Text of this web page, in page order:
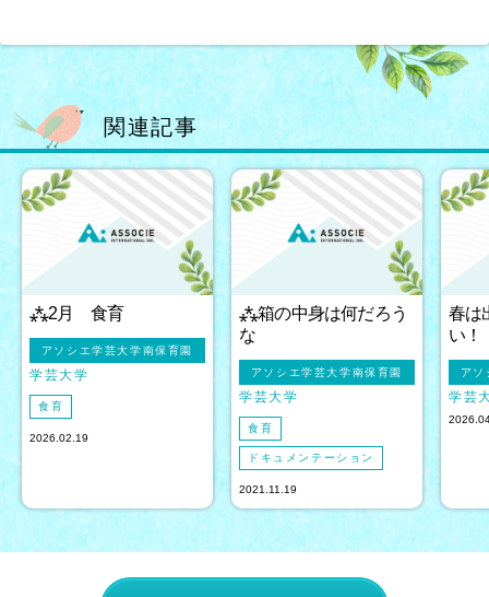
関連記事
⁂2月 食育
アソシエ学芸大学南保育園
学芸大学
食育
2026.02.19
⁂箱の中身は何だろう
な
アソシエ学芸大学南保育園
学芸大学
食育
ドキュメンテーション
2021.11.19
春は
い！
アソ
学芸